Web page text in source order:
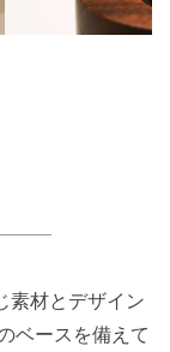
素材とデザイン
ベースを備えて